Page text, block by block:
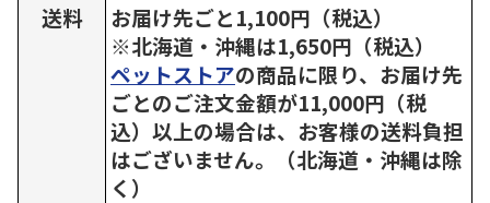
送料
お届け先ごと1,100円（税込）
※北海道・沖縄は1,650円（税込）
ペットストアの商品に限り、お届け先
ごとのご注文金額が11,000円（税
込）以上の場合は、お客様の送料負担
はございません。（北海道・沖縄は除
く）